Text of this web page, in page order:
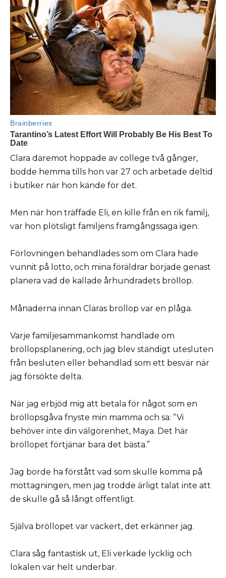
Clara däremot hoppade av college två gånger,
bodde hemma tills hon var 27 och arbetade deltid
i butiker när hon kände för det.
Men när hon träffade Eli, en kille från en rik familj,
var hon plötsligt familjens framgångssaga igen.
Förlovningen behandlades som om Clara hade
vunnit på lotto, och mina föräldrar började genast
planera vad de kallade århundradets bröllop.
Månaderna innan Claras bröllop var en plåga.
Varje familjesammankomst handlade om
bröllopsplanering, och jag blev ständigt utesluten
från besluten eller behandlad som ett besvär när
jag försökte delta.
När jag erbjöd mig att betala för något som en
bröllopsgåva fnyste min mamma och sa: ”Vi
behöver inte din välgörenhet, Maya. Det här
bröllopet förtjänar bara det bästa.”
Jag borde ha förstått vad som skulle komma på
mottagningen, men jag trodde ärligt talat inte att
de skulle gå så långt offentligt.
Själva bröllopet var vackert, det erkänner jag.
Clara såg fantastisk ut, Eli verkade lycklig och
lokalen var helt underbar.